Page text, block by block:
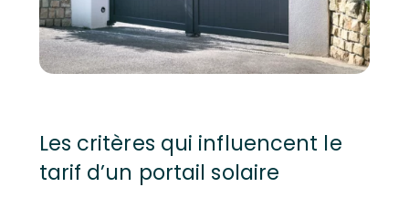
Les critères qui influencent le
tarif d’un portail solaire